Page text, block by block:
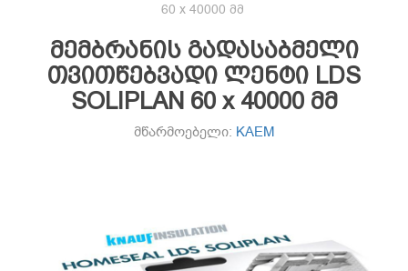
60 x 40000 მმ
მემბრანის გადასაბმელი
თვითწებვადი ლენტი LDS
SOLIPLAN 60 x 40000 მმ
მწარმოებელი: KAEM